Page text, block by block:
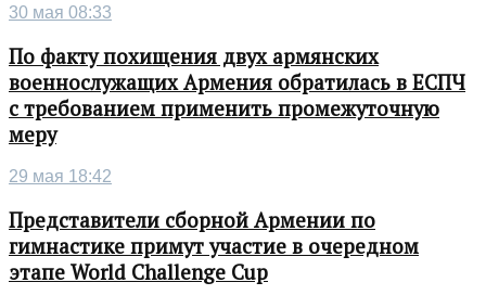
30 мая 08:33
По факту похищения двух армянских
военнослужащих Армения обратилась в ЕСПЧ
с требованием применить промежуточную
меру
29 мая 18:42
Представители сборной Армении по
гимнастике примут участие в очередном
этапе World Challenge Cup